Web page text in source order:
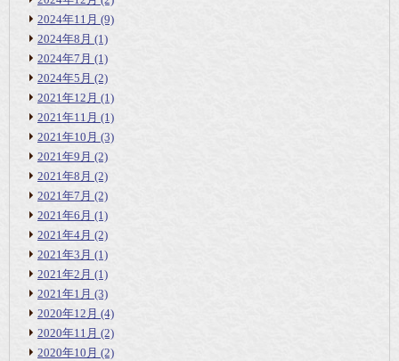
2024年11月 (9)
2024年8月 (1)
2024年7月 (1)
2024年5月 (2)
2021年12月 (1)
2021年11月 (1)
2021年10月 (3)
2021年9月 (2)
2021年8月 (2)
2021年7月 (2)
2021年6月 (1)
2021年4月 (2)
2021年3月 (1)
2021年2月 (1)
2021年1月 (3)
2020年12月 (4)
2020年11月 (2)
2020年10月 (2)